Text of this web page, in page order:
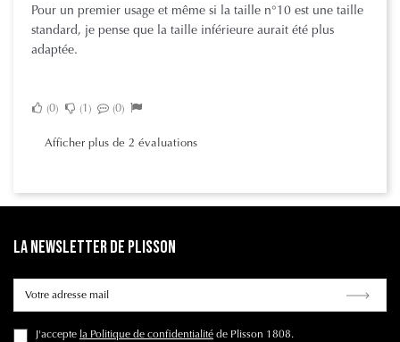
Pour un premier usage et même si la taille n°10 est une taille
standard, je pense que la taille inférieure aurait été plus
adaptée.
0 1 0
Afficher plus de 2 évaluations
La Newsletter de Plisson
J'accepte la Politique de confidentialité de Plisson 1808.